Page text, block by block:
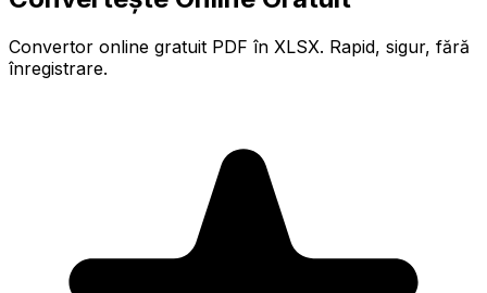
Convertor online gratuit PDF în XLSX. Rapid, sigur, fără
înregistrare.